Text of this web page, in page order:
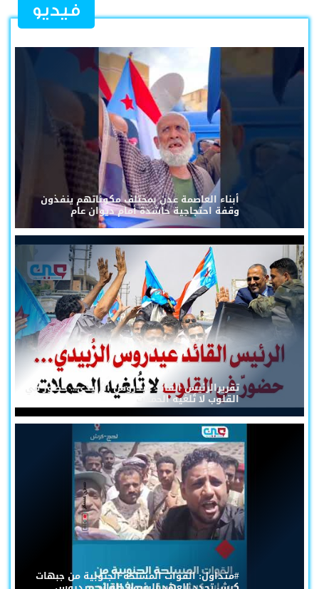
فيديو
أبناء العاصمة عدن بمختلف مكوناتهم ينفذون
وقفة احتجاجية حاشدة أمام ديوان عام
تقريرالرئيس القائد عيدروس الزُبيدي... حضورٌ في
القلوب لا تُلغيه الحملات
#متداول: القوات المسلحة الجنوبية من جبهات